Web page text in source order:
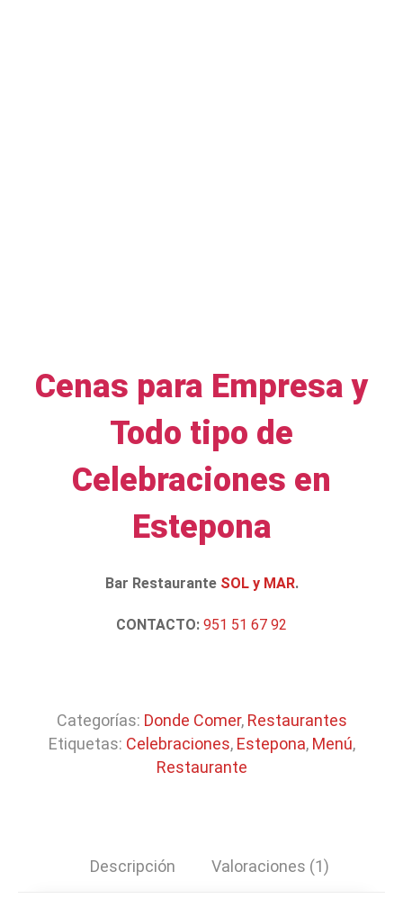
Cenas para Empresa y
Todo tipo de
Celebraciones en
Estepona
Bar Restaurante SOL y MAR.
CONTACTO: 951 51 67 92
Categorías: Donde Comer, Restaurantes
Etiquetas: Celebraciones, Estepona, Menú,
Restaurante
Descripción Valoraciones (1)